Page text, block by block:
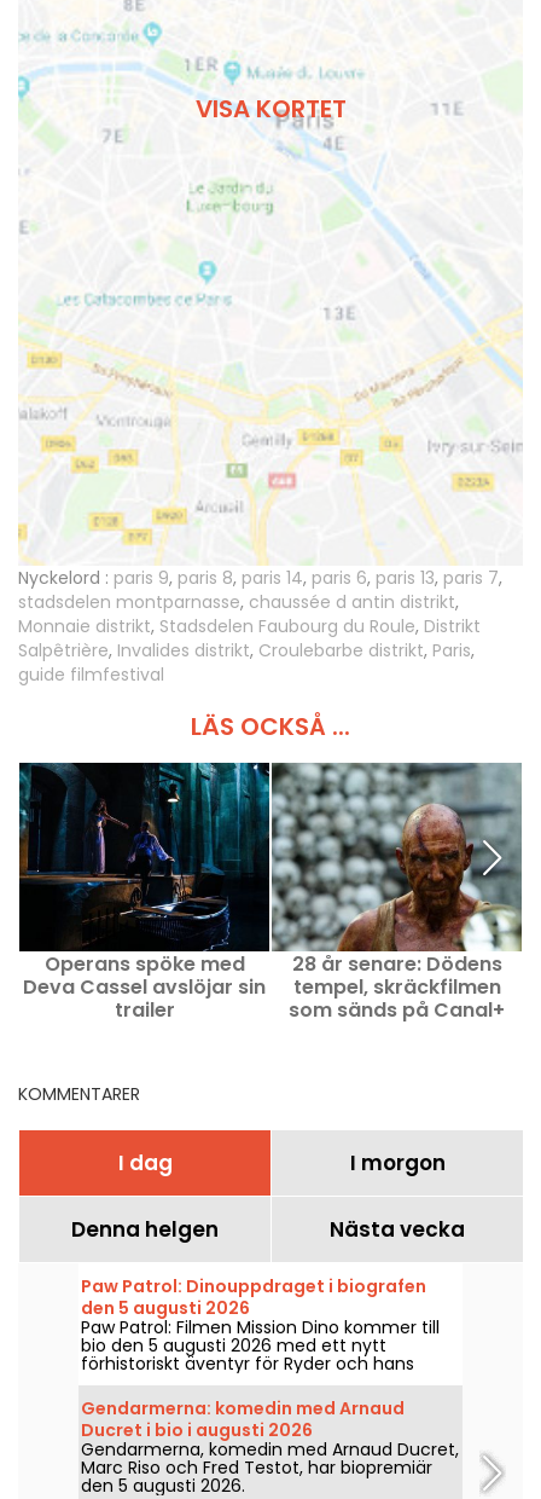
VISA KORTET
Nyckelord : paris 9, paris 8, paris 14, paris 6, paris 13, paris 7,
stadsdelen montparnasse, chaussée d antin distrikt,
Monnaie distrikt, Stadsdelen Faubourg du Roule, Distrikt
Salpêtrière, Invalides distrikt, Croulebarbe distrikt, Paris,
guide filmfestival
LÄS OCKSÅ ...
Operans spöke med
Deva Cassel avslöjar sin
trailer
28 år senare: Dödens
tempel, skräckfilmen
som sänds på Canal+
KOMMENTARER
I dag I morgon
Denna helgen Nästa vecka
Paw Patrol: Dinouppdraget i biografen
den 5 augusti 2026
Paw Patrol: Filmen Mission Dino kommer till
bio den 5 augusti 2026 med ett nytt
förhistoriskt äventyr för Ryder och hans
team.
Gendarmerna: komedin med Arnaud
Ducret i bio i augusti 2026
Gendarmerna, komedin med Arnaud Ducret,
Marc Riso och Fred Testot, har biopremiär
den 5 augusti 2026.